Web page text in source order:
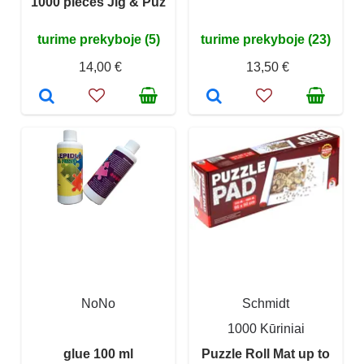
turime prekyboje (5)
14,00 €
turime prekyboje (23)
13,50 €
NoNo
glue 100 ml
Schmidt
1000 Kūriniai
Puzzle Roll Mat up to